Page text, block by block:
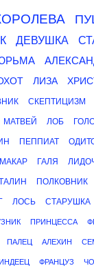
ДЕВУШКА
ЛИЗА
СКЕПТИЦИЗМ
МАТВЕЙ ЛОБ
ПЕППИАТ
МАКАР ГАЛЯ
ПОЛКОВНИК
ЛОСЬ СТАРУШКА
ПРИНЦЕССА
ПАЛЕЦ АЛЕХИН
ИНДЕЕЦ ФРАНЦУЗ